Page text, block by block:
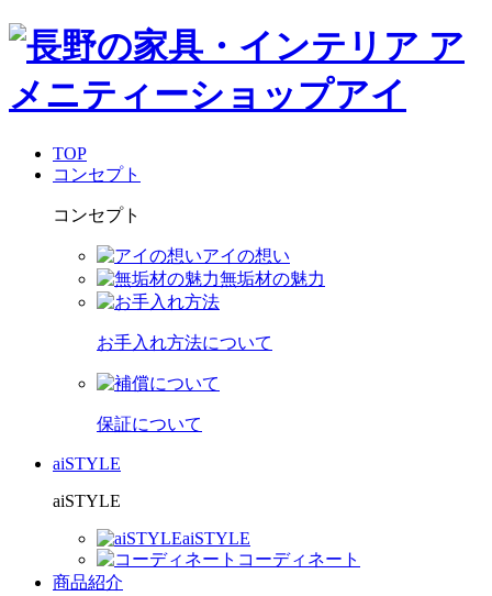
TOP
コンセプト
コンセプト
アイの想い
無垢材の魅力
お手入れ方法について
保証について
aiSTYLE
aiSTYLE
aiSTYLE
コーディネート
商品紹介